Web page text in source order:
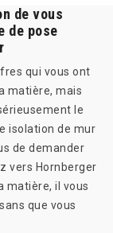
de vous
de pose
qui vous ont
matière, mais
le
isolation de mur
de demander
vers Hornberger
matière, il vous
que vous